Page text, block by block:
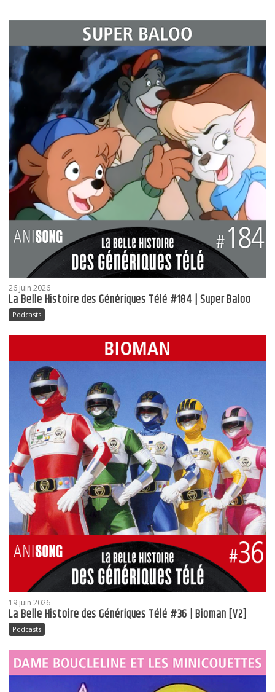
26 juin 2026
La Belle Histoire des Génériques Télé #184 | Super Baloo
Podcasts
19 juin 2026
La Belle Histoire des Génériques Télé #36 | Bioman [V2]
Podcasts